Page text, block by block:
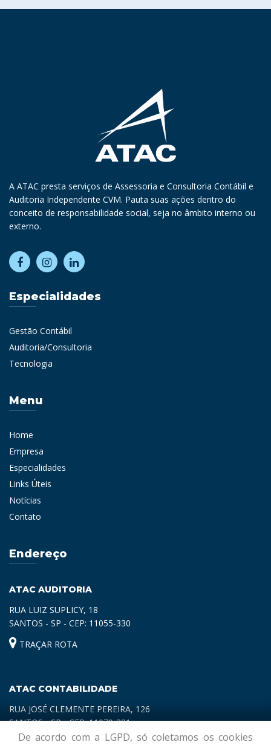
A ATAC presta serviços de Assessoria e Consultoria Contábil e
Auditoria Independente CVM. Pauta suas ações dentro do
conceito de responsabilidade social, seja no âmbito interno ou
externo.
Especialidades
Gestão Contábil
Auditoria/Consultoria
Tecnologia
Menu
Home
Empresa
Especialidades
Links Úteis
Notícias
Contato
Endereço
ATAC AUDITORIA
RUA LUIZ SUPLICY, 18
SANTOS - SP - CEP: 11055-330
TRAÇAR ROTA
ATAC CONTABILIDADE
RUA JOSÉ CLEMENTE PEREIRA, 126
SANTOS - SP - CEP: 11070-321
TRAÇAR ROTA
De acordo com a LGPD, só coletamos os cookies